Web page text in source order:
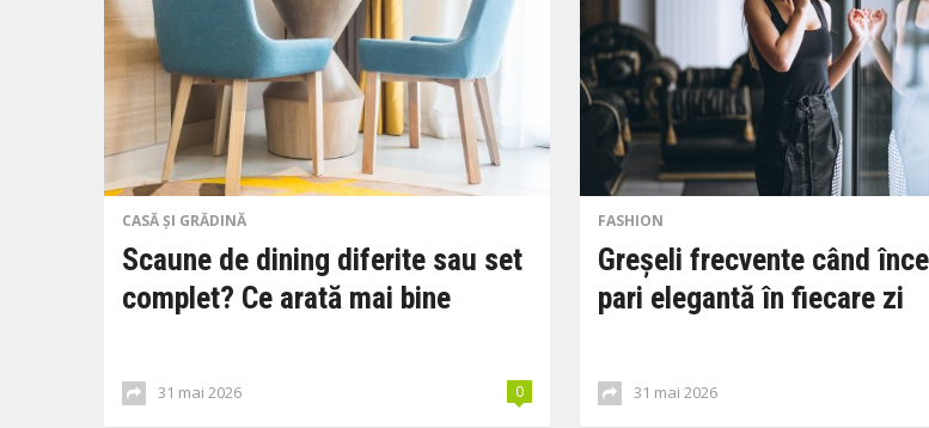
CASĂ ȘI GRĂDINĂ
Scaune de dining diferite sau set
complet? Ce arată mai bine
31 mai 2026 0
FASHION
Greșeli frecvente când
pari elegantă în fiecare zi
31 mai 2026